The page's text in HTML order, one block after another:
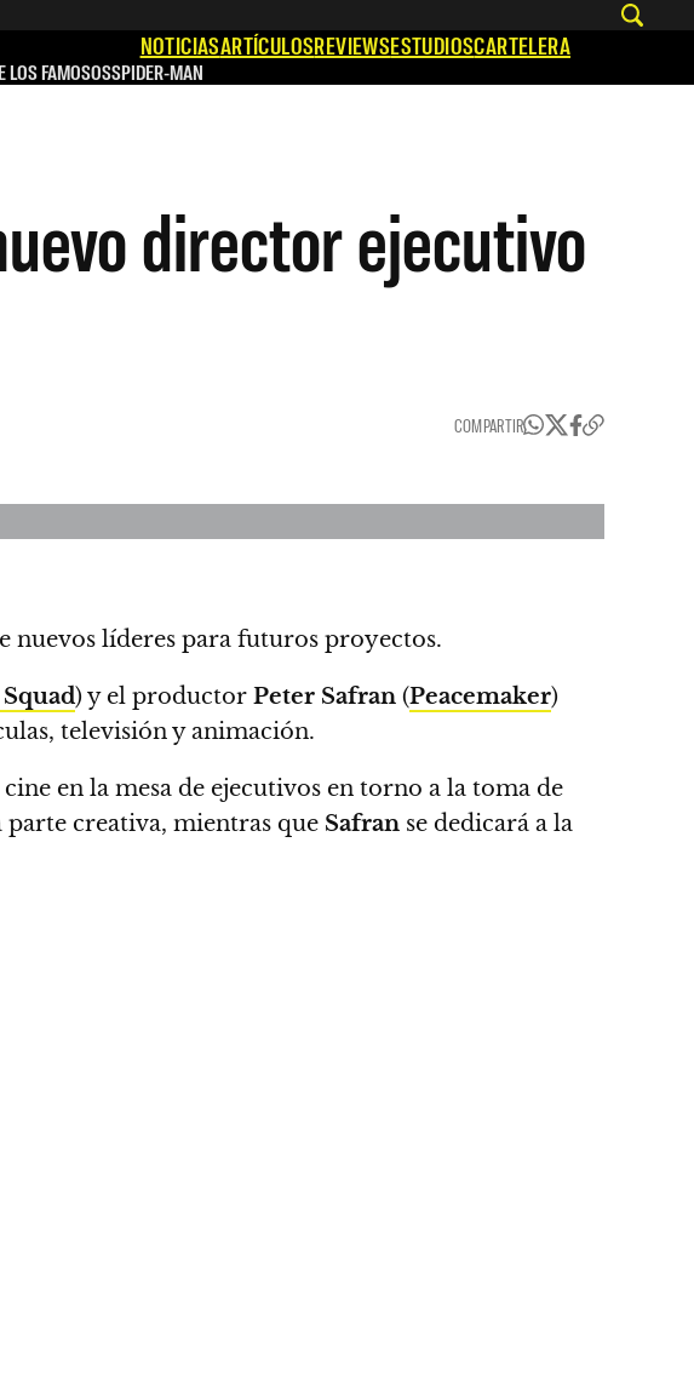
NOTICIASARTÍCULOSREVIEWSESTUDIOSCARTELERA
LOS FAMOSOSSPIDER-MAN
director ejecutivo
COMPARTIR
nuevos líderes para futuros proyectos.
) y el productor Peter Safran (Peacemaker)
televisión y animación.
en la mesa de ejecutivos en torno a la toma de
parte creativa, mientras que Safran se dedicará a la